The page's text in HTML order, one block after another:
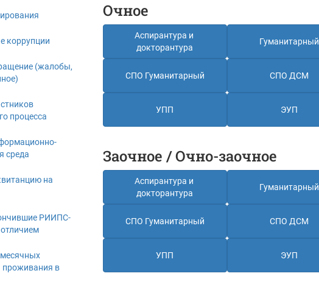
коррупции
(жалобы,
процесса
среда
на
РИИПС-
проживания в
Очное
Аспирантура и
докторантура
Гуманитарный
СПО Гуманитарный СПО ДСМ
УПП ЭУП
Заочное / Очно-заочное
Аспирантура и
докторантура
Гуманитарный
СПО Гуманитарный СПО ДСМ
УПП ЭУП